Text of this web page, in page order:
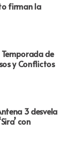
firman la
Temporada de
y Conflictos
3 desvela
con